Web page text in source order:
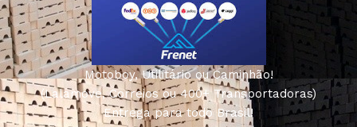
Motoboy, Utilitário ou Caminhão!
(Lalamove, Correios ou 400+ Transportadoras)
Entrega para todo Brasil!